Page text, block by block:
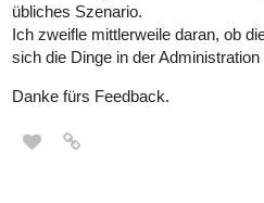
übliches Szenario.
Ich zweifle mittlerweile daran, ob
sich die Dinge in der
Danke fürs Feedback.